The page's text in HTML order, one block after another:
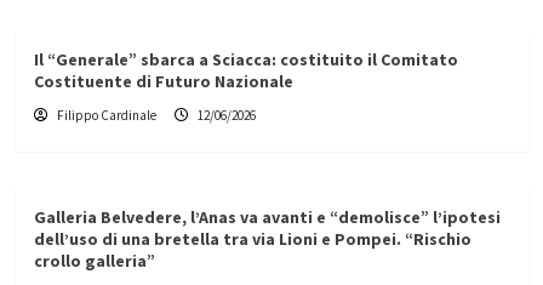
Il “Generale” sbarca a Sciacca: costituito il Comitato
Costituente di Futuro Nazionale
Filippo Cardinale 12/06/2026
Galleria Belvedere, l’Anas va avanti e “demolisce” l’ipotesi
dell’uso di una bretella tra via Lioni e Pompei. “Rischio
crollo galleria”